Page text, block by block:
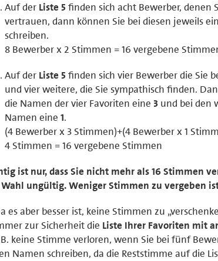
Auf der Liste 5 finden sich acht Bewerber, denen
vertrauen, dann können Sie bei diesen jeweils
schreiben.
8 Bewerber x 2 Stimmen = 16 vergebene
Auf der Liste 5 finden sich vier Bewerber die Sie
und vier weitere, die Sie sympathisch finden.
die Namen der vier Favoriten eine 3 und bei den
Namen eine 1.
(4 Bewerber x 3 Stimmen)+(4 Bewerber x 1
4 Stimmen = 16 vergebene Stimmen
ist nur, dass Sie nicht mehr als 16 Stimmen
ungültig. Weniger Stimmen zu vergeben
es aber besser ist, keine Stimmen zu
zur Sicherheit die Liste Ihrer Favoriten mit
keine Stimme verloren, wenn Sie bei fünf
Namen schreiben, da die Reststimme auf die